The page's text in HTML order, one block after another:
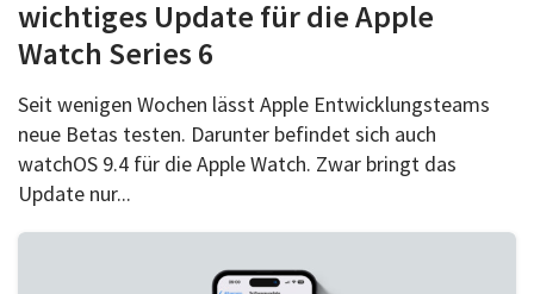
wichtiges Update für die Apple
Watch Series 6
Seit wenigen Wochen lässt Apple Entwicklungsteams
neue Betas testen. Darunter befindet sich auch
watchOS 9.4 für die Apple Watch. Zwar bringt das
Update nur...